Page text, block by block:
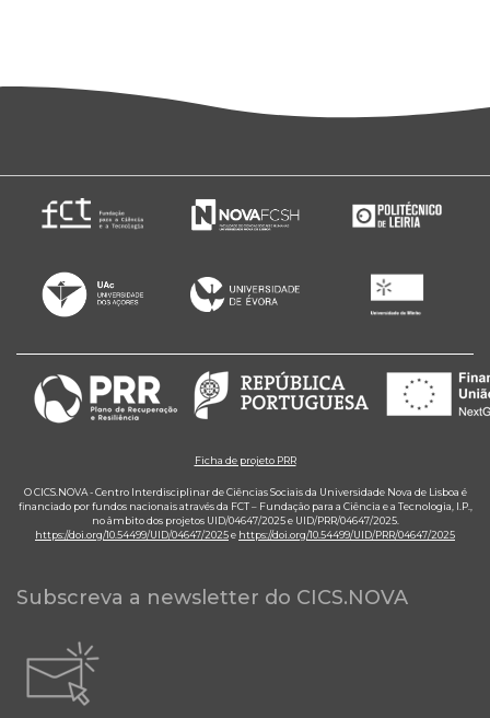
Ficha de projeto PRR
O CICS.NOVA - Centro Interdisciplinar de Ciências Sociais da Universidade Nova de Lisboa é
financiado por fundos nacionais através da FCT – Fundação para a Ciência e a Tecnologia, I.P.,
no âmbito dos projetos UID/04647/2025 e UID/PRR/04647/2025.
https://doi.org/10.54499/UID/04647/2025e https://doi.org/10.54499/UID/PRR/04647/2025
Subscreva a newsletter do CICS.NOVA